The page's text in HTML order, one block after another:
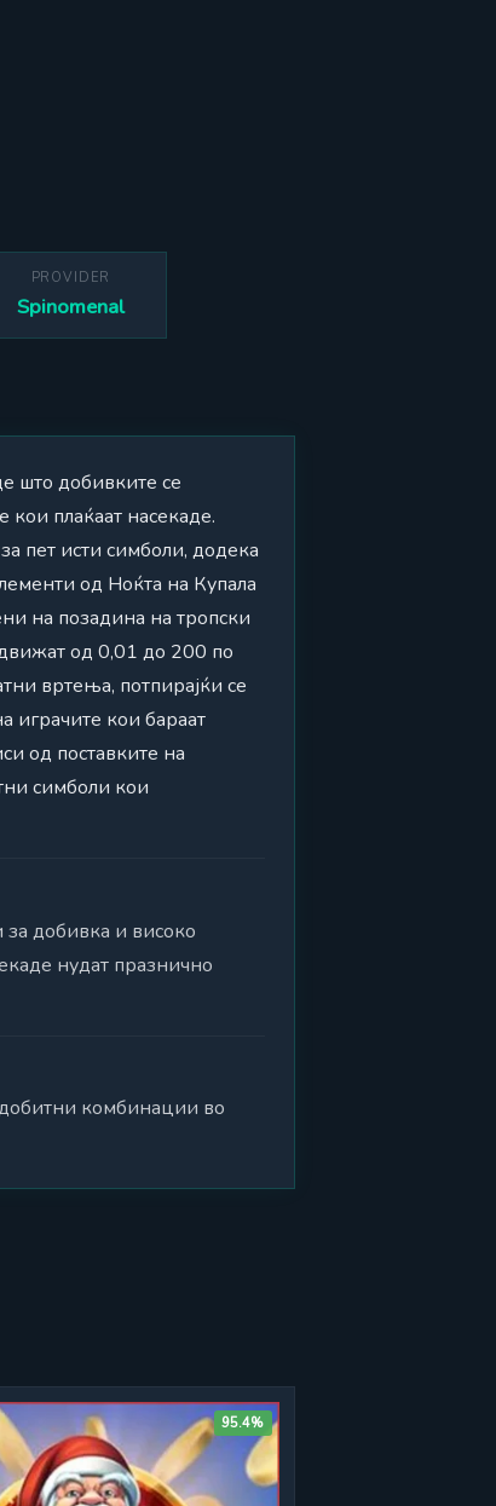
PROVIDER
Spinomenal
што добивките се
плаќаат насекаде.
пет исти симболи, додека
од Ноќта на Купала
на позадина на тропски
од 0,01 до 200 по
вртења, потпирајќи се
играчите кои бараат
од поставките на
симболи кои
добивка и високо
нудат празнично
комбинации во
95.4%